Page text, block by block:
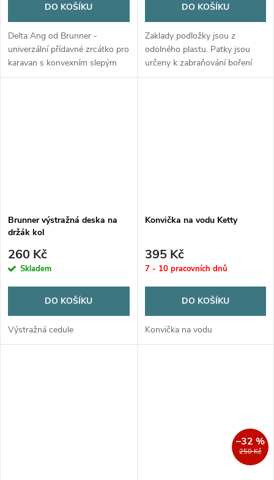
DO KOŠÍKU
Delta Ang od Brunner -
univerzální přídavné zrcátko pro
karavan s konvexním slepým
úhlem. Snadná montáž
DO KOŠÍKU
Zaklady podložky jsou z
odolného plastu. Patky jsou
určeny k zabraňování boření
nohou karavanu do země.
Brunner výstražná deska na
držák kol
260 Kč
Skladem
DO KOŠÍKU
Výstražná cedule
Konvička na vodu Ketty
395 Kč
7 - 10 pracovních dnů
DO KOŠÍKU
Konvička na vodu
250 Kč
–32 %